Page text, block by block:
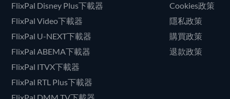
FlixPal Disney Plus下載器
FlixPal Video下載器
FlixPal U-NEXT下載器
FlixPal ABEMA下載器
FlixPal ITVX下載器
FlixPal RTL Plus下載器
Cookies政策
隱私政策
購買政策
退款政策